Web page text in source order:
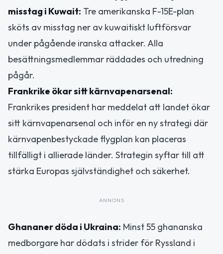
misstag i Kuwait: Tre amerikanska F-15E-plan
sköts av misstag ner av kuwaitiskt luftförsvar
under pågående iranska attacker. Alla
besättningsmedlemmar räddades och utredning
pågår.
Frankrike ökar sitt kärnvapenarsenal:
Frankrikes president har meddelat att landet ökar
sitt kärnvapenarsenal och inför en ny strategi där
kärnvapenbestyckade flygplan kan placeras
tillfälligt i allierade länder. Strategin syftar till att
stärka Europas självständighet och säkerhet.
ANNONS
Ghananer döda i Ukraina: Minst 55 ghananska
medborgare har dödats i strider för Ryssland i